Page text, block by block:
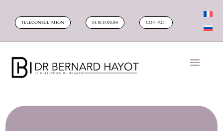
TELECONSULTATION 01.40.17.00.99 CONTACT